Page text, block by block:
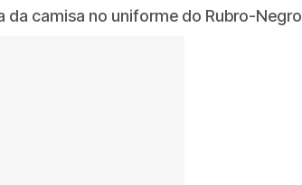
camisa no uniforme do Rubro-Negro